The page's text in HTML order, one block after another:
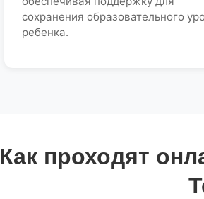
сохранения образовательного
ребенка.
Как проходят